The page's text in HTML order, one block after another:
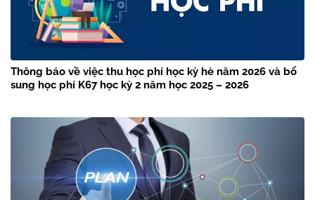
Thông báo về việc thu học phí học kỳ hè năm 2026 và bổ
sung học phí K67 học kỳ 2 năm học 2025 – 2026